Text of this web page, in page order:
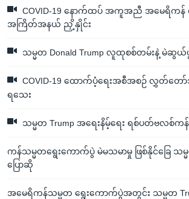
COVID-19 နောက်ထပ် အကူအညီ အမေရိက
အကြိတ်အနယ် ညှိ့နှိုင်း
သမ္မတ Donald Trump လူထုစစ်တမ်းနဲ့ မဲဆွ
COVID-19 ထောက်ပံ့ရေးအစီအစဉ် လွှတ်တ
ရသေး
သမ္မတ Trump အရေးနိမ့်ရေး ရစ်ပတ်ဗလစ်က
ကန်သမ္မတရွေးကောက်ပွဲ မဲမသမာမှု ဖြစ်နိုင်ခြေ သမ္
ပြောဆို
အမေရိကန်သမ္မတ ရွေးကောက်ပွဲအတွင်း သမ္မတ